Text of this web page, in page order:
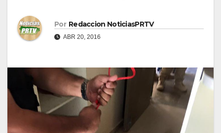
Por Redaccion NoticiasPRTV
ABR 20, 2016